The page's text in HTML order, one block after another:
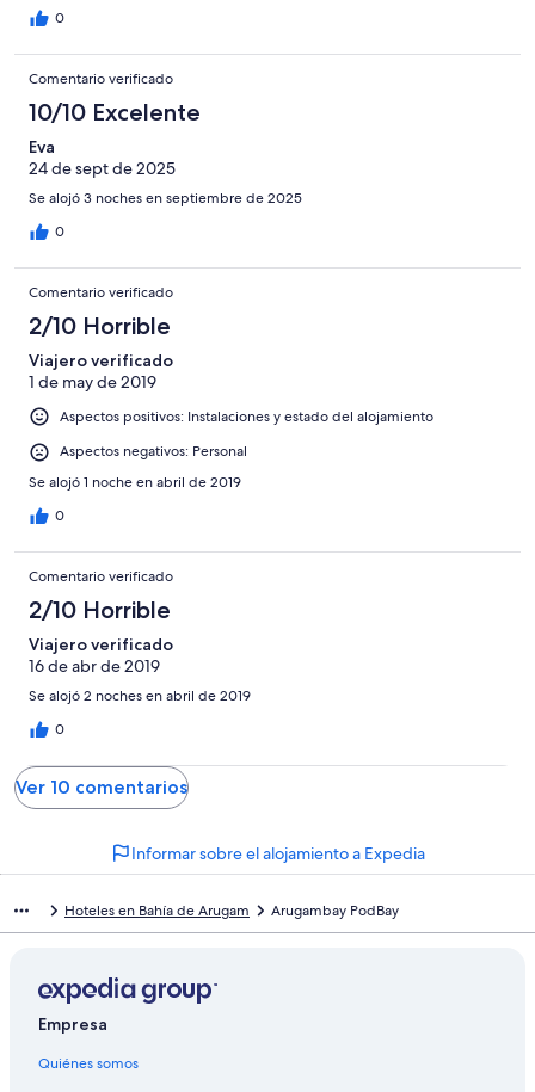
0
Comentario verificado
10/10 Excelente
Eva
24 de sept de 2025
Se alojó 3 noches en septiembre de 2025
0
Comentario verificado
2/10 Horrible
Viajero verificado
1 de may de 2019
Aspectos positivos: Instalaciones y estado del alojamiento
Aspectos negativos: Personal
Se alojó 1 noche en abril de 2019
0
Comentario verificado
2/10 Horrible
Viajero verificado
16 de abr de 2019
Se alojó 2 noches en abril de 2019
0
Ver 10 comentarios
Informar sobre el alojamiento a Expedia
Hoteles en Bahía de Arugam Arugambay PodBay
Empresa
Quiénes somos